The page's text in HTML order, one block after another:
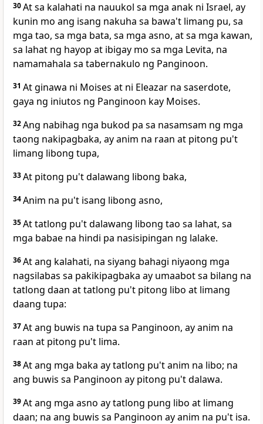
30At sa kalahati na nauukol sa mga anak ni Israel, ay
kunin mo ang isang nakuha sa bawa't limang pu, sa
mga tao, sa mga bata, sa mga asno, at sa mga kawan,
sa lahat ng hayop at ibigay mo sa mga Levita, na
namamahala sa tabernakulo ng Panginoon.
31 At ginawa ni Moises at ni Eleazar na saserdote,
gaya ng iniutos ng Panginoon kay Moises.
32Ang nabihag nga bukod pa sa nasamsam ng mga
taong nakipagbaka, ay anim na raan at pitong pu't
limang libong tupa,
33At pitong pu't dalawang libong baka,
34Anim na pu't isang libong asno,
35At tatlong pu't dalawang libong tao sa lahat, sa
mga babae na hindi pa nasisipingan ng lalake.
36At ang kalahati, na siyang bahagi niyaong mga
nagsilabas sa pakikipagbaka ay umaabot sa bilang na
tatlong daan at tatlong pu't pitong libo at limang
daang tupa:
37At ang buwis na tupa sa Panginoon, ay anim na
raan at pitong pu't lima.
38At ang mga baka ay tatlong pu't anim na libo; na
ang buwis sa Panginoon ay pitong pu't dalawa.
39At ang mga asno ay tatlong pung libo at limang
daan; na ang buwis sa Panginoon ay anim na pu't isa.